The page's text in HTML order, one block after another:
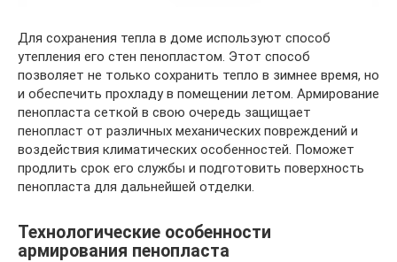
Для сохранения тепла в доме используют способ
утепления его стен пенопластом. Этот способ
позволяет не только сохранить тепло в зимнее время, но
и обеспечить прохладу в помещении летом. Армирование
пенопласта сеткой в свою очередь защищает
пенопласт от различных механических повреждений и
воздействия климатических особенностей. Поможет
продлить срок его службы и подготовить поверхность
пенопласта для дальнейшей отделки.
Технологические особенности
армирования пенопласта